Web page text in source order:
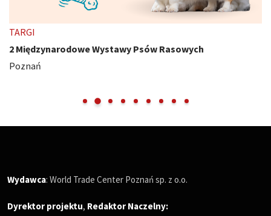
TARGI
2 Międzynarodowe Wystawy Psów Rasowych
Poznań
Wydawca: World Trade Center Poznań sp. z o.o.
Dyrektor projektu, Redaktor Naczelny: